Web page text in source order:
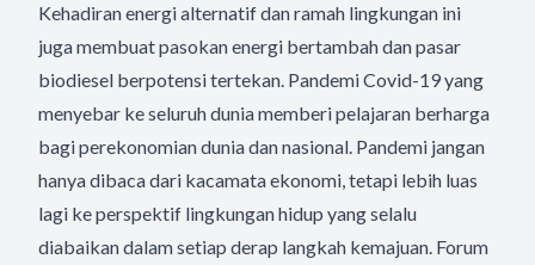
Kehadiran energi alternatif dan ramah lingkungan ini
juga membuat pasokan energi bertambah dan pasar
biodiesel berpotensi tertekan. Pandemi Covid-19 yang
menyebar ke seluruh dunia memberi pelajaran berharga
bagi perekonomian dunia dan nasional. Pandemi jangan
hanya dibaca dari kacamata ekonomi, tetapi lebih luas
lagi ke perspektif lingkungan hidup yang selalu
diabaikan dalam setiap derap langkah kemajuan. Forum